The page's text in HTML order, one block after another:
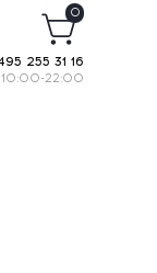
255 31 16
10:00-22:00
0